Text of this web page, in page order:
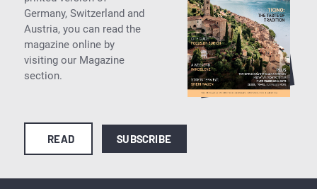
Germany, Switzerland and
Austria, you can read the
magazine online by
visiting our Magazine
section.
READ SUBSCRIBE